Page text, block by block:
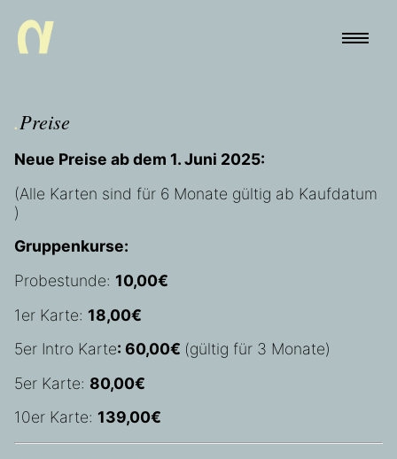
.Preise
Neue Preise ab dem 1. Juni 2025:
(Alle Karten sind für 6 Monate gültig ab Kaufdatum
)
Gruppenkurse:
Probestunde: 10,00€
1er Karte: 18,00€
5er Intro Karte: 60,00€ (gültig für 3 Monate)
5er Karte: 80,00€
10er Karte: 139,00€